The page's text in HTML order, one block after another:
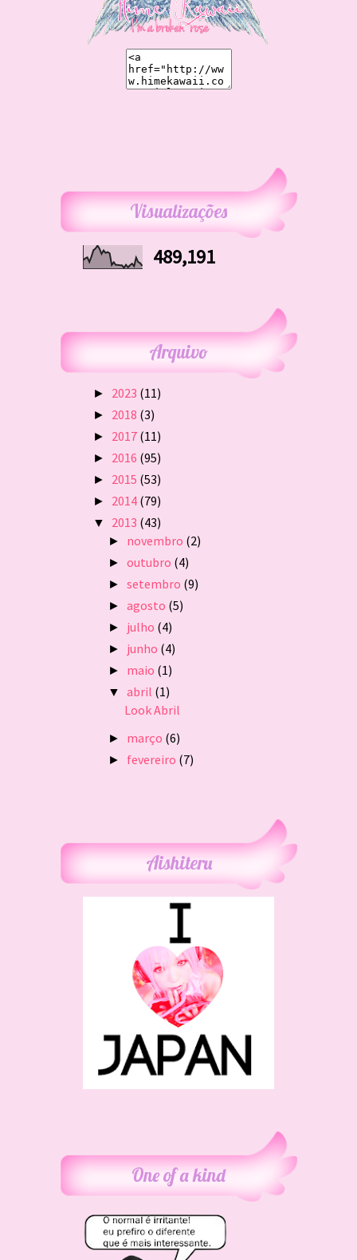
Visualizações
489,191
Arquivo
► 2023 (11)
► 2018 (3)
► 2017 (11)
► 2016 (95)
► 2015 (53)
► 2014 (79)
▼ 2013 (43)
► novembro (2)
►outubro (4)
►setembro (9)
►agosto (5)
► julho (4)
► junho (4)
► maio (1)
▼abril (1)
Look Abril
► março (6)
► fevereiro (7)
Aishiteru
One of a kind